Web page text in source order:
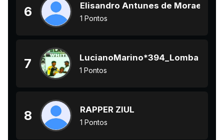
6 Elisandro Antunes de Moraes
1 Pontos
7 LucianoMarino*394_Lomba do
1 Pontos
8 RAPPER ZIUL
1 Pontos